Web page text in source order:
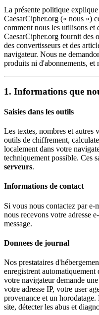
La présente politique
CaesarCipher.org (« nous »)
comment nous les utilisons et
CaesarCipher.org fournit des
des convertisseurs et des
navigateur. Nous ne
produits ni d'abonnements, et
1. Informations que
Saisies dans les outils
Les textes, nombres et autres
outils de chiffrement,
localement dans votre
techniquement possible. Ces
serveurs.
Informations de contact
Si vous nous contactez par e-
nous recevons votre adresse
message.
Donnees de journal
Nos prestataires
enregistrent
votre navigateur demande
votre adresse IP, votre user
provenance et un
site, détecter les abus et